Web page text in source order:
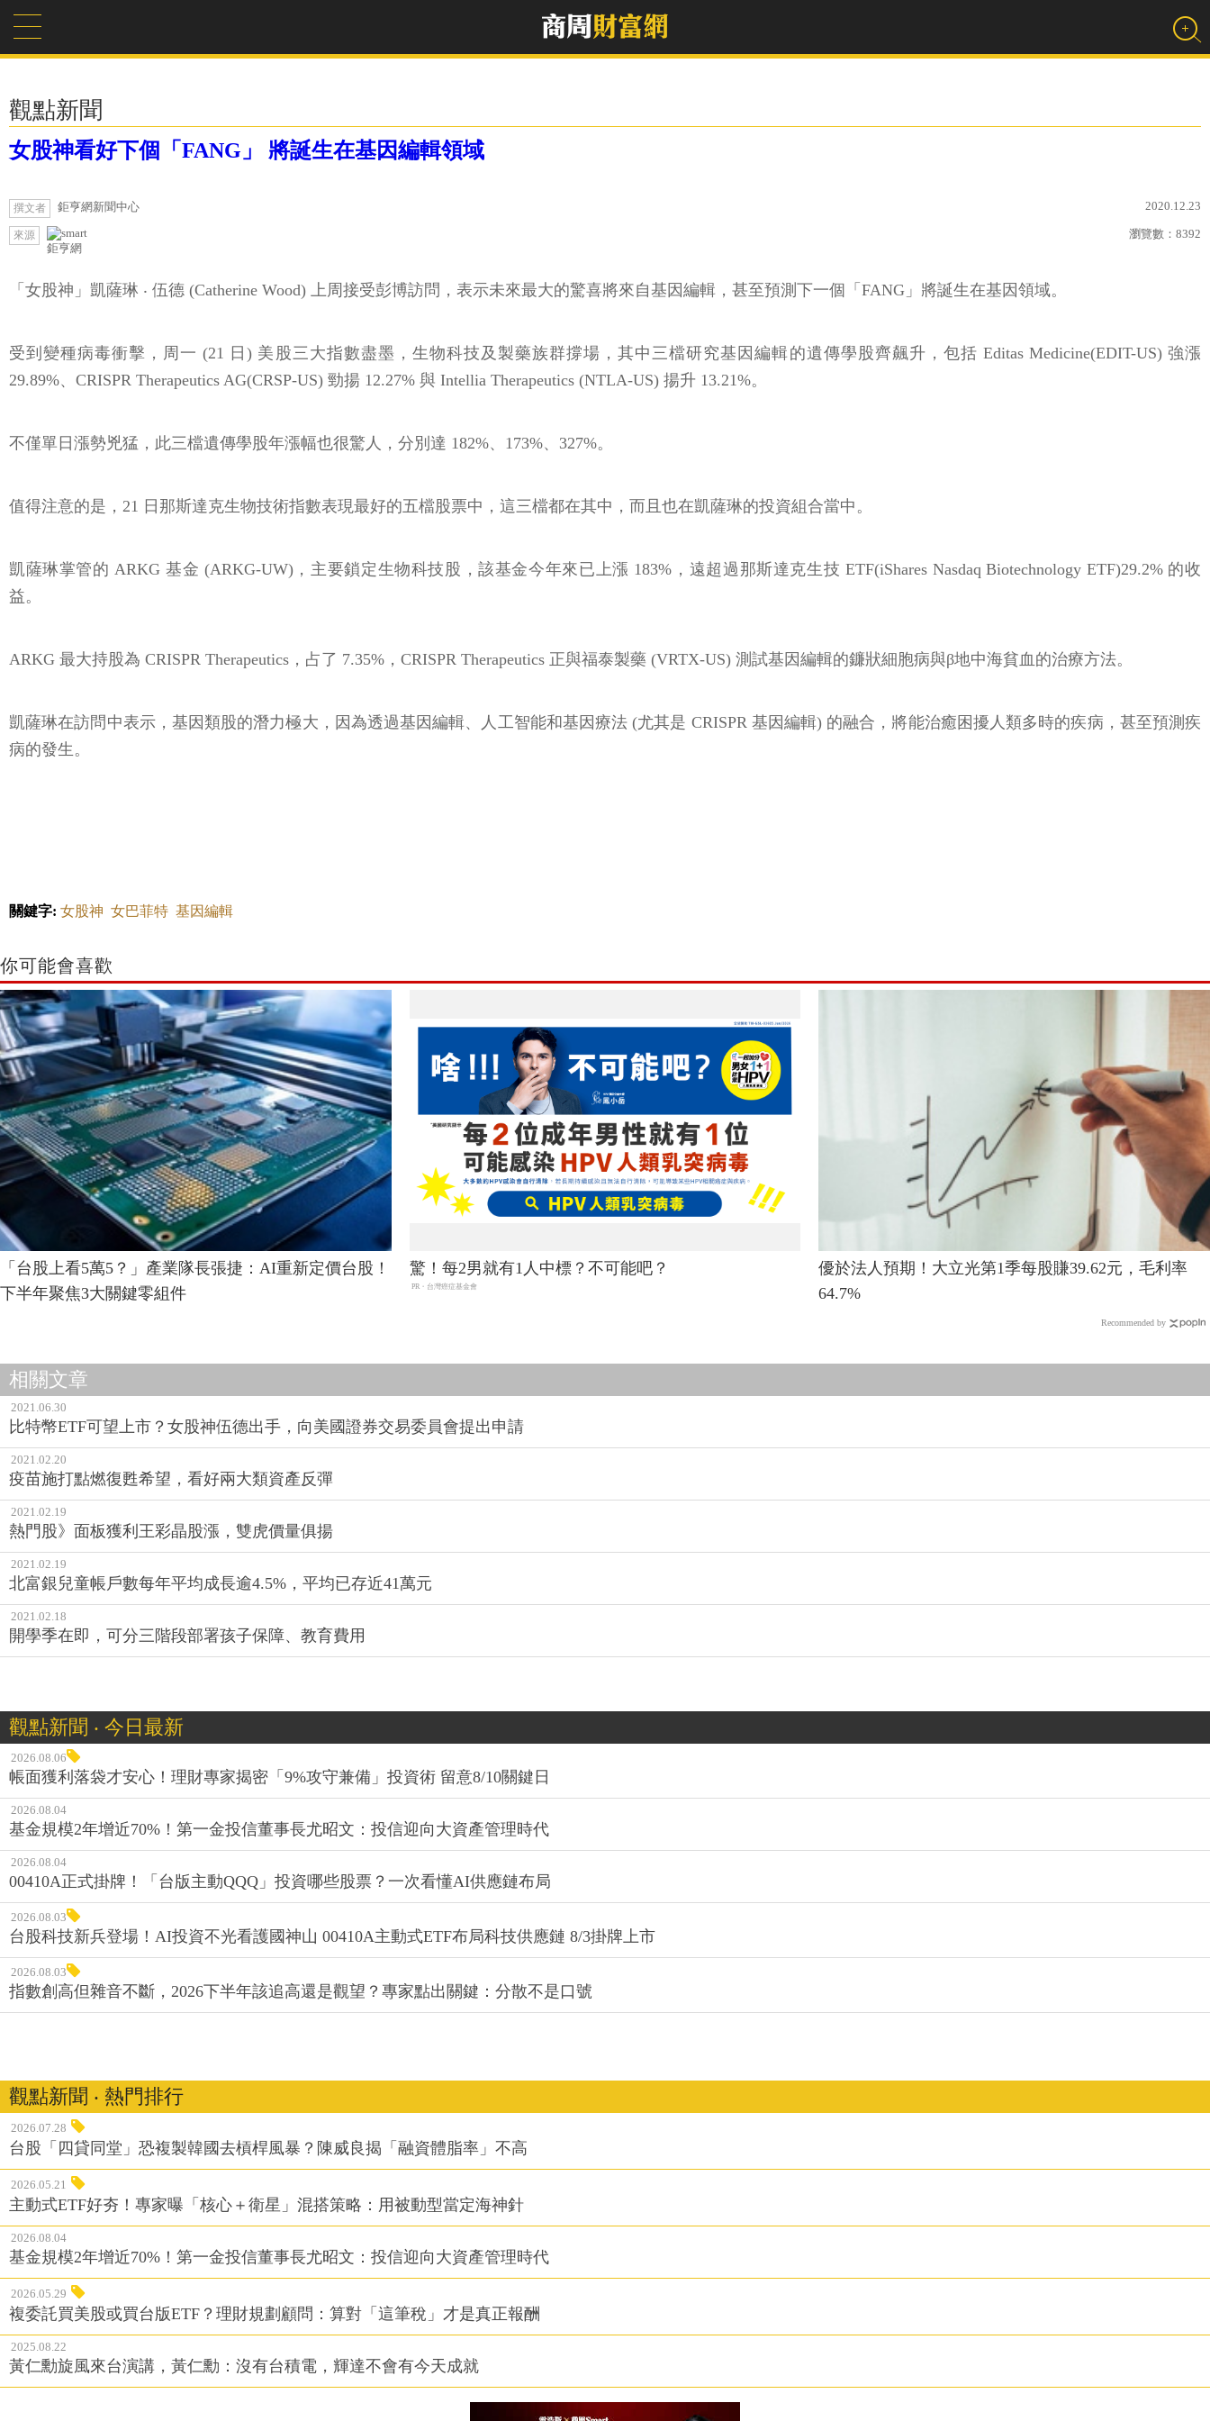
觀點新聞
女股神看好下個「FANG」 將誕生在基因編輯領域
撰文者 鉅亨網新聞中心 2020.12.23
來源
鉅亨網
瀏覽數： 8392
「女股神」凱薩琳 ‧ 伍德 (Catherine Wood) 上周接受彭博訪問，表示未來最大的驚喜將來自基因編輯，甚至預測下一個「FANG」將誕生在基因領域。
受到變種病毒衝擊，周一 (21 日) 美股三大指數盡墨，生物科技及製藥族群撐場，其中三檔研究基因編輯的遺傳學股齊飆升，包括 Editas Medicine(EDIT-US) 強漲
29.89%、CRISPR Therapeutics AG(CRSP-US) 勁揚 12.27% 與 Intellia Therapeutics (NTLA-US) 揚升 13.21%。
不僅單日漲勢兇猛，此三檔遺傳學股年漲幅也很驚人，分別達 182%、173%、327%。
值得注意的是，21 日那斯達克生物技術指數表現最好的五檔股票中，這三檔都在其中，而且也在凱薩琳的投資組合當中。
凱薩琳掌管的 ARKG 基金 (ARKG-UW)，主要鎖定生物科技股，該基金今年來已上漲 183%，遠超過那斯達克生技 ETF(iShares Nasdaq Biotechnology ETF)29.2% 的收
益。
ARKG 最大持股為 CRISPR Therapeutics，占了 7.35%，CRISPR Therapeutics 正與福泰製藥 (VRTX-US) 測試基因編輯的鐮狀細胞病與β地中海貧血的治療方法。
凱薩琳在訪問中表示，基因類股的潛力極大，因為透過基因編輯、人工智能和基因療法 (尤其是 CRISPR 基因編輯) 的融合，將能治癒困擾人類多時的疾病，甚至預測疾
病的發生。
關鍵字: 女股神 女巴菲特 基因編輯
你可能會喜歡
「台股上看5萬5？」產業隊長張捷：AI重新定價台股！
下半年聚焦3大關鍵零組件
驚！每2男就有1人中標？不可能吧？
PR・台灣癌症基金會
優於法人預期！大立光第1季每股賺39.62元，毛利率
64.7%
Recommended by
相關文章
2021.06.30
比特幣ETF可望上市？女股神伍德出手，向美國證券交易委員會提出申請
2021.02.20
疫苗施打點燃復甦希望，看好兩大類資產反彈
2021.02.19
熱門股》面板獲利王彩晶股漲，雙虎價量俱揚
2021.02.19
北富銀兒童帳戶數每年平均成長逾4.5%，平均已存近41萬元
2021.02.18
開學季在即，可分三階段部署孩子保障、教育費用
觀點新聞 ‧ 今日最新
2026.08.06
帳面獲利落袋才安心！理財專家揭密「9%攻守兼備」投資術 留意8/10關鍵日
2026.08.04
基金規模2年增近70%！第一金投信董事長尤昭文：投信迎向大資產管理時代
2026.08.04
00410A正式掛牌！「台版主動QQQ」投資哪些股票？一次看懂AI供應鏈布局
2026.08.03
台股科技新兵登場！AI投資不光看護國神山 00410A主動式ETF布局科技供應鏈 8/3掛牌上市
2026.08.03
指數創高但雜音不斷，2026下半年該追高還是觀望？專家點出關鍵：分散不是口號
觀點新聞 ‧ 熱門排行
2026.07.28
台股「四貸同堂」恐複製韓國去槓桿風暴？陳威良揭「融資體脂率」不高
2026.05.21
主動式ETF好夯！專家曝「核心＋衛星」混搭策略：用被動型當定海神針
2026.08.04
基金規模2年增近70%！第一金投信董事長尤昭文：投信迎向大資產管理時代
2026.05.29
複委託買美股或買台版ETF？理財規劃顧問：算對「這筆稅」才是真正報酬
2025.08.22
黃仁勳旋風來台演講，黃仁勳：沒有台積電，輝達不會有今天成就